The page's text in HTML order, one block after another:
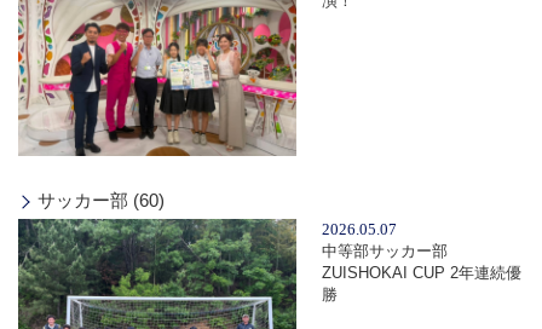
サッカー部 (60)
2026.05.07
中等部サッカー部
ZUISHOKAI CUP 2年連続優
勝